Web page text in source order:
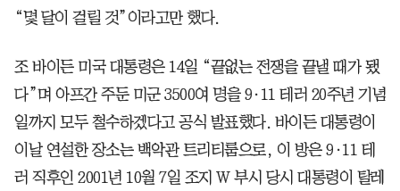
“몇 달이 걸릴 것”이라고만 했다.
조 바이든 미국 대통령은 14일 “끝없는 전쟁을 끝낼 때가 됐
다”며 아프간 주둔 미군 3500여 명을 9·11 테러 20주년 기념
일까지 모두 철수하겠다고 공식 발표했다. 바이든 대통령이
이날 연설한 장소는 백악관 트리티룸으로, 이 방은 9·11 테
러 직후인 2001년 10월 7일 조지 W 부시 당시 대통령이 탈레